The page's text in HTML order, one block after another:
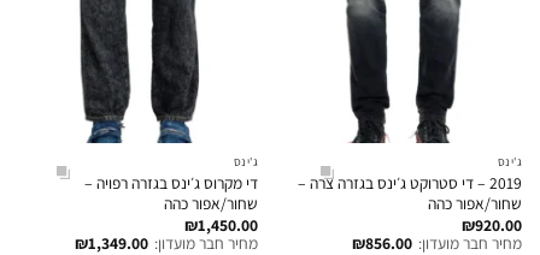
ג'ינס
2019 – די סטרוקט ג׳ינס בגזרה צרה –
שחור/אפור כהה
₪920.00
מחיר חבר מועדון: ₪856.00
ג'ינס
די מקרוס ג׳ינס בגזרה רפויה –
שחור/אפור כהה
₪1,450.00
מחיר חבר מועדון: ₪1,349.00